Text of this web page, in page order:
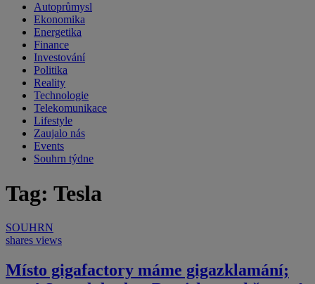
Autoprůmysl
Ekonomika
Energetika
Finance
Investování
Politika
Reality
Technologie
Telekomunikace
Lifestyle
Zaujalo nás
Events
Souhrn týdne
Tag: Tesla
SOUHRN
shares views
Místo gigafactory máme gigazklamání;